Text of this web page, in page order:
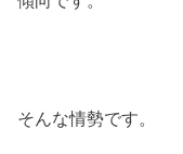
そんな情勢です。